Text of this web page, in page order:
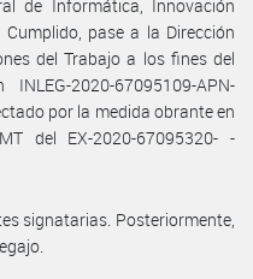
de Informática, Innovación
pase a la Dirección
del Trabajo a los fines del
2020-67095109-APN-
por la medida obrante en
del EX-2020-67095320- -
signatarias. Posteriormente,